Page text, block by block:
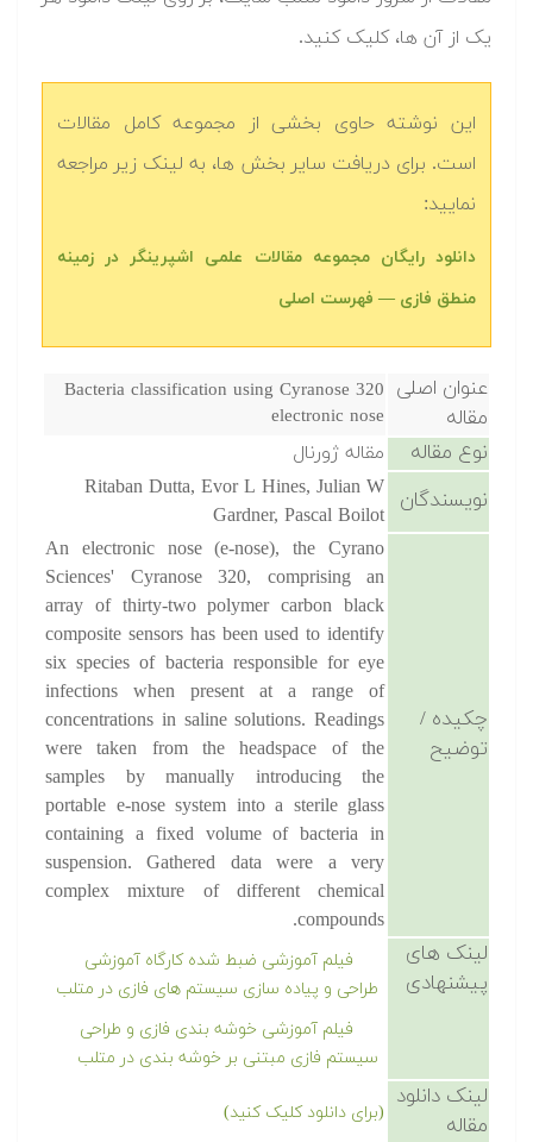
یک از آن ها، کلیک کنید.
این نوشته حاوی بخشی از مجموعه کامل مقالات
است. برای دریافت سایر بخش ها، به لینک زیر مراجعه
نمایید:
دانلود رایگان مجموعه مقالات علمی اشپرینگر در زمینه
منطق فازی — فهرست اصلی
عنوان اصلی
مقاله
Bacteria classification using Cyranose 320
electronic nose
نوع مقاله مقاله ژورنال
نویسندگان
Ritaban Dutta, Evor L Hines, Julian W
Gardner, Pascal Boilot
چکیده /
توضیح
An electronic nose (e-nose), the Cyrano
Sciences' Cyranose 320, comprising an
array of thirty-two polymer carbon black
composite sensors has been used to identify
six species of bacteria responsible for eye
infections when present at a range of
concentrations in saline solutions. Readings
were taken from the headspace of the
samples by manually introducing the
portable e-nose system into a sterile glass
containing a fixed volume of bacteria in
suspension. Gathered data were a very
complex mixture of different chemical
compounds.
لینک های
پیشنهادی
فیلم آموزشی ضبط شده کارگاه آموزشی
طراحی و پیاده سازی سیستم های فازی در متلب
فیلم آموزشی خوشه بندی فازی و طراحی
سیستم فازی مبتنی بر خوشه بندی در متلب
لینک دانلود
مقاله
(برای دانلود کلیک کنید)